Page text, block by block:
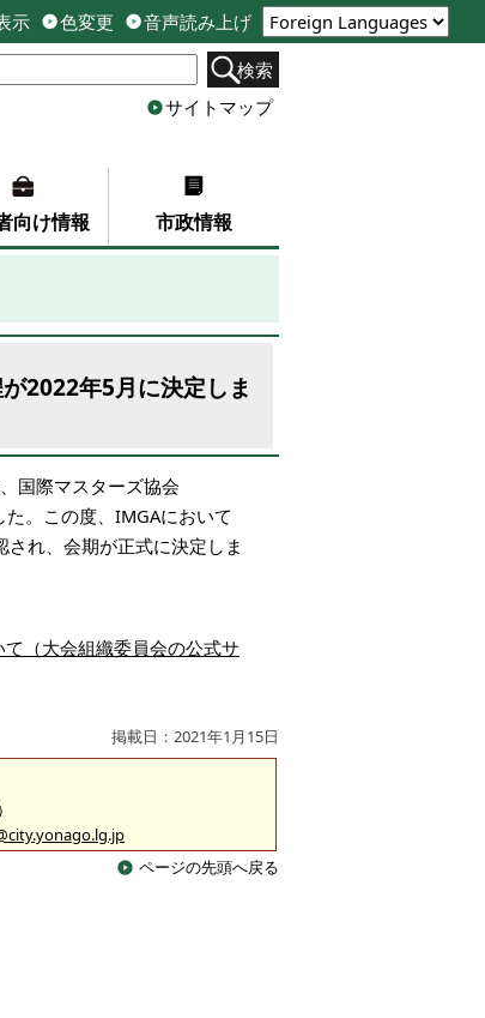
示 色変更
音声読み上げ
検索
サイトマップ
向け情報 市政情報
2022年5月に決定しま
国際マスターズ協会
。この度、IMGAにおいて
れ、会期が正式に決定しま
（大会組織委員会の公式サ
掲載日：2021年1月15日
ページの先頭へ戻る